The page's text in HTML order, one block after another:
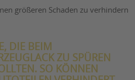
größeren Schaden zu verhindern
DIE BEIM
ZU SPÜREN
SO KÖNNEN